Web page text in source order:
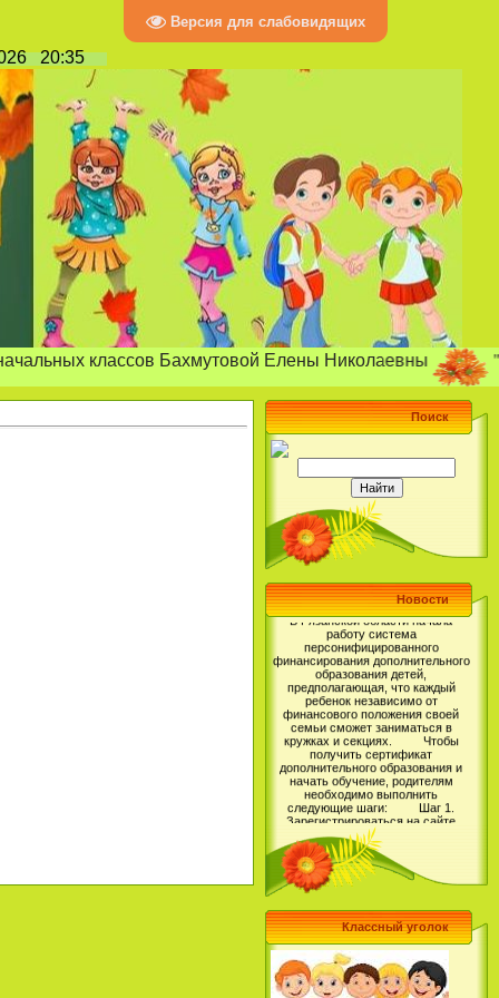
Версия для слабовидящих
20:35
классов Бахмутовой Елены Николаевны "Радость
Поиск
Новости
В Рязанской области начала
работу система
персонифицированного
финансирования дополнительного
образования детей,
предполагающая, что каждый
ребенок независимо от
финансового положения своей
семьи сможет заниматься в
кружках и секциях. Чтобы
получить сертификат
дополнительного образования и
начать обучение, родителям
необходимо выполнить
следующие шаги: Шаг 1.
Зарегистрироваться на сайте
Навигатор дополнительного
образования детей Рязанской
области, перейдя по ссылке https://
р62.навигатор.дети (более
подробную инструкцию по
регистрации Вы можете прочитать
тут: https://vk.com/@rmc62-kak-
Шаг 2. Выбрать для своего
ребенка программу
дополнительного образования и
записаться на обучение; Шаг
3. Получить Сертификат
дополнительного образования в
Личном кабинете пользователя на
Классный уголок